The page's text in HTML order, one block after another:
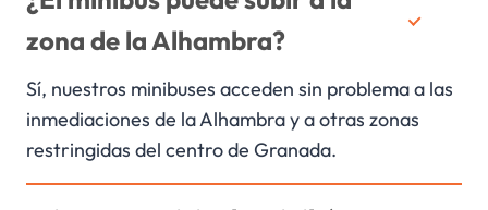
entre Granada y Málaga, Sevilla o cualquier otra
capital andaluza, también lo gestionamos con
total comodidad.
zona de la Alhambra?
Sí, nuestros minibuses acceden sin problema a las
inmediaciones de la Alhambra y a otras zonas
restringidas del centro de Granada.